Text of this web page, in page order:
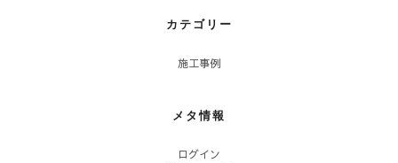
カテゴリー
施工事例
メタ情報
ログイン